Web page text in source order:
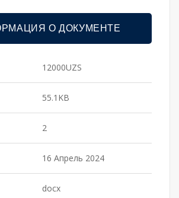
О ДОКУМЕНТЕ
12000UZS
55.1KB
2
16 Апрель 2024
docx